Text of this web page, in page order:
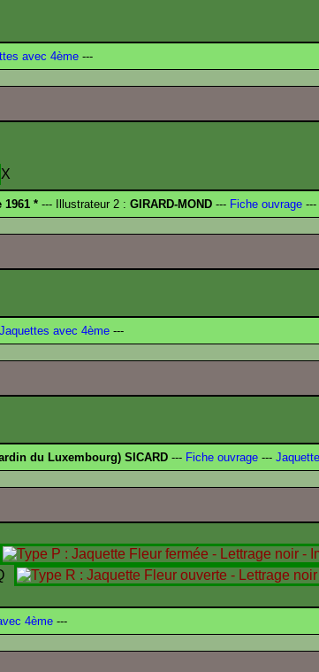
avec 4ème ---
X
1961 * --- Illustrateur 2 : GIRARD-MOND --- Fiche ouvrage ---
Jaquettes avec 4ème ---
du Luxembourg) SICARD --- Fiche ouvrage ---
4ème ---